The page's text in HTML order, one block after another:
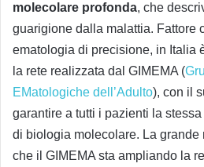
molecolare profonda, che
guarigione dalla malattia. Fattore
ematologia di precisione, in Italia
la rete realizzata dal GIMEMA (
EMatologiche dell’Adulto), con il
garantire a tutti i pazienti la
di biologia molecolare. La
che il GIMEMA sta ampliando la